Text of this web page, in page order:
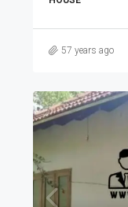
57 years ago